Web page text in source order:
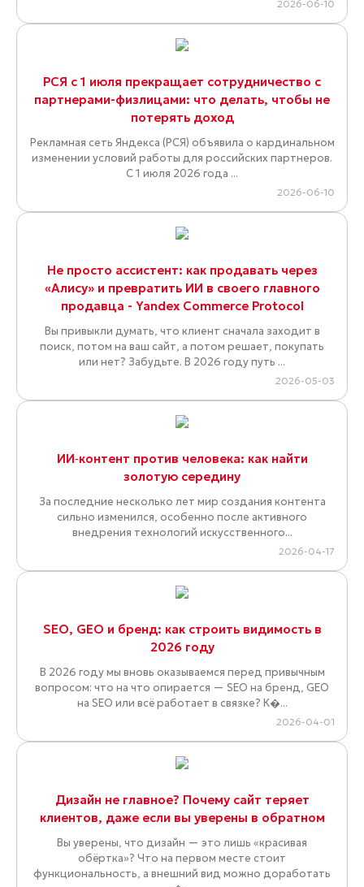
2026-06-10
РСЯ с 1 июля прекращает сотрудничество с
партнерами-физлицами: что делать, чтобы не
потерять доход
Рекламная сеть Яндекса (РСЯ) объявила о кардинальном
изменении условий работы для российских партнеров.
С 1 июля 2026 года ...
2026-06-10
Не просто ассистент: как продавать через
«Алису» и превратить ИИ в своего главного
продавца - Yandex Commerce Protocol
Вы привыкли думать, что клиент сначала заходит в
поиск, потом на ваш сайт, а потом решает, покупать
или нет? Забудьте. В 2026 году путь ...
2026-05-03
ИИ‑контент против человека: как найти
золотую середину
За последние несколько лет мир создания контента
сильно изменился, особенно после активного
внедрения технологий искусственного...
2026-04-17
SEO, GEO и бренд: как строить видимость в
2026 году
В 2026 году мы вновь оказываемся перед привычным
вопросом: что на что опирается — SEO на бренд, GEO
на SEO или всё работает в связке? К�...
2026-04-01
Дизайн не главное? Почему сайт теряет
клиентов, даже если вы уверены в обратном
Вы уверены, что дизайн — это лишь «красивая
обёртка»? Что на первом месте стоит
функциональность, а внешний вид можно доработать